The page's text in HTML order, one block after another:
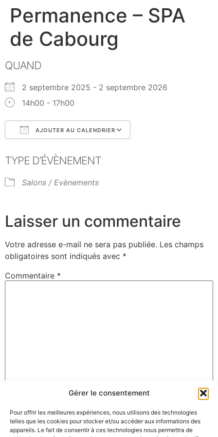
Gérer le consentement
Pour offrir les meilleures expériences, nous utilisons des technologies
telles que les cookies pour stocker et/ou accéder aux informations des
appareils. Le fait de consentir à ces technologies nous permettra de
Permanence – SPA
de Cabourg
QUAND
2 septembre 2025 - 2 septembre 2026
14h00 - 17h00
AJOUTER AU CALENDRIER
TYPE D’ÉVÈNEMENT
Salons / Evènements
Laisser un commentaire
Votre adresse e-mail ne sera pas publiée. Les champs
obligatoires sont indiqués avec *
Commentaire *